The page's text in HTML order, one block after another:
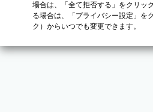
場合は、「全て拒否する」をクリッ
る場合は、「プライバシー設定」を
ク）からいつでも変更できます。